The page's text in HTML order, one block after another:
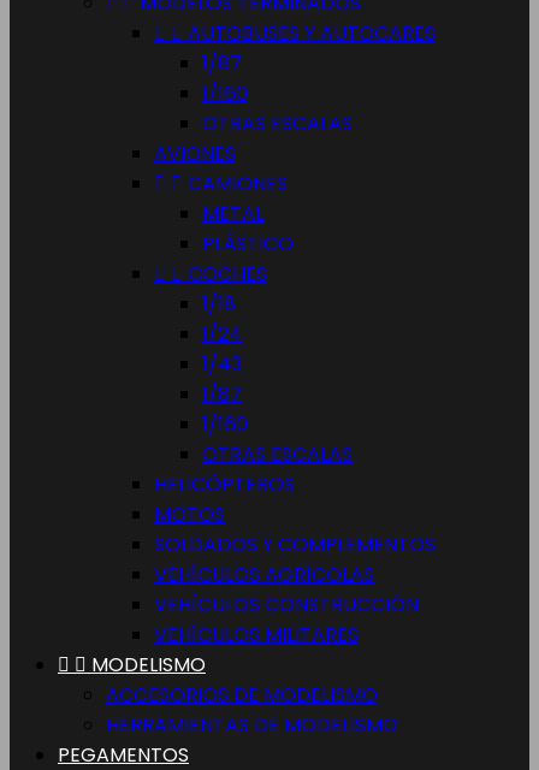
  AUTOBUSES Y AUTOCARES
1/87
1/160
OTRAS ESCALAS
AVIONES
  CAMIONES
METAL
PLÁSTICO
  COCHES
1/18
1/24
1/43
1/87
1/160
OTRAS ESCALAS
HELICÓPTEROS
MOTOS
SOLDADOS Y COMPLEMENTOS
VEHÍCULOS AGRÍCOLAS
VEHÍCULOS CONSTRUCCIÓN
VEHÍCULOS MILITARES
  MODELISMO
ACCESORIOS DE MODELISMO
HERRAMIENTAS DE MODELISMO
PEGAMENTOS